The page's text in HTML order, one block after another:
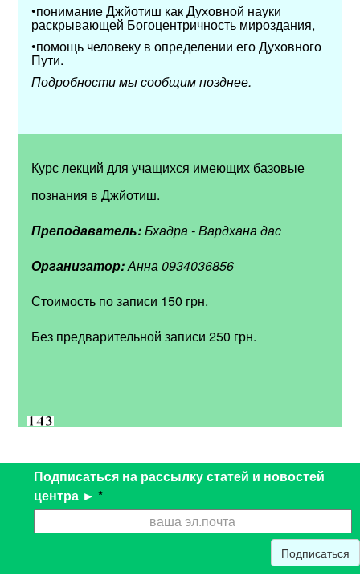
•понимание Джйотиш как Духовной науки
раскрывающей Богоцентричность мироздания,
•помощь человеку в определении его Духовного
Пути.
Подробности мы сообщим позднее.
Курс лекций для учащихся имеющих базовые
познания в Джйотиш.
Преподаватель:Бхадра - Вардхана дас
Организатор:Анна 0934036856
Стоимость по записи 150 грн.
Без предварительной записи 250 грн.
Подписаться на рассылку статей и новостей
центра ► *
Подписаться